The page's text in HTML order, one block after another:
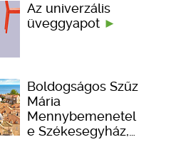
Az univerzális
üveggyapot
Boldogságos Szűz
Mária
Mennybemenetel
e Székesegyház,…